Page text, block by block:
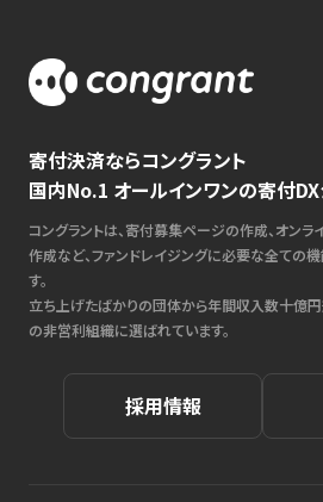
寄付決済ならコングラント
国内No.1 オールインワンの寄付DX
コングラントは、寄付募集ページの作成、オンラ
作成など、ファンドレイジングに必要な全ての
す。
立ち上げたばかりの団体から年間収入数十億
の非営利組織に選ばれています。
採用情報